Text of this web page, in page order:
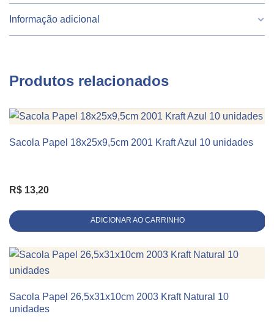
Informação adicional
Largura 29.5
Altura 29
Comprimento 15
Produtos relacionados
KIT 10 UNIDADES
Sacola Papel 18x25x9,5cm 2001 Kraft Azul 10 unidades
R$ 13,20
ADICIONAR AO CARRINHO
KIT 10 UNIDADES
Sacola Papel 26,5x31x10cm 2003 Kraft Natural 10
unidades